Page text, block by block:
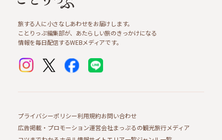
旅する人に小さなしあわせをお届けします。
ことりっぷ編集部が、あたらしい旅のきっかけになる
情報を毎日配信するWEBメディアです。
プライバシーポリシー利用規約お問い合わせ
広告掲載・プロモーション運営会社まっぷるの観光旅行メディア